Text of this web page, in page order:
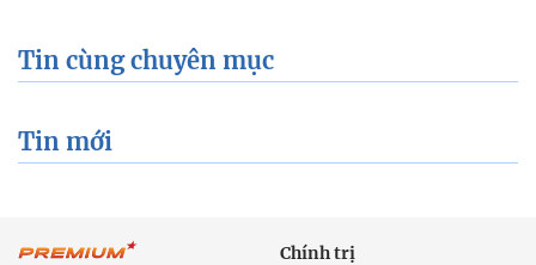
Tin cùng chuyên mục
Tin mới
Chính trị